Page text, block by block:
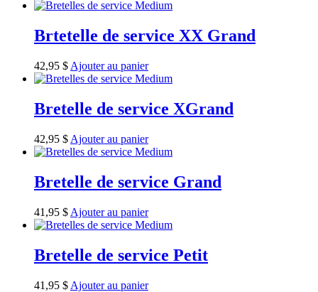
Brtetelle de service XX Grand
42,95 $ Ajouter au panier
Bretelle de service XGrand
42,95 $ Ajouter au panier
Bretelle de service Grand
41,95 $ Ajouter au panier
Bretelle de service Petit
41,95 $ Ajouter au panier